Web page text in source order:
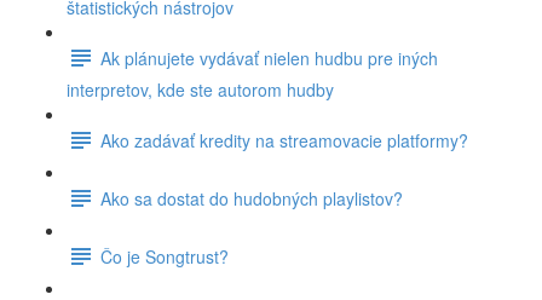
štatistických nástrojov
Ak plánujete vydávať nielen hudbu pre iných
interpretov, kde ste autorom hudby
Ako zadávať kredity na streamovacie platformy?
Ako sa dostat do hudobných playlistov?
Čo je Songtrust?